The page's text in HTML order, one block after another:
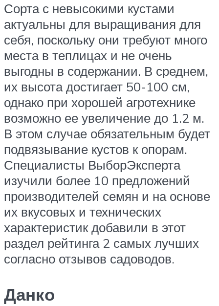
Сорта с невысокими кустами
актуальны для выращивания для
себя, поскольку они требуют много
места в теплицах и не очень
выгодны в содержании. В среднем,
их высота достигает 50-100 см,
однако при хорошей агротехнике
возможно ее увеличение до 1.2 м.
В этом случае обязательным будет
подвязывание кустов к опорам.
Специалисты ВыборЭксперта
изучили более 10 предложений
производителей семян и на основе
их вкусовых и технических
характеристик добавили в этот
раздел рейтинга 2 самых лучших
согласно отзывов садоводов.
Данко